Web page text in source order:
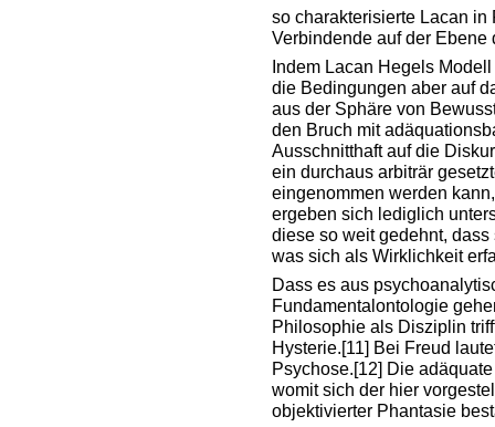
so charakterisierte Lacan
Verbindende auf der Ebene
Indem Lacan Hegels
die Bedingungen aber auf
aus der Sphäre von
den Bruch mit
Ausschnitthaft auf die
ein durchaus arbiträr
eingenommen werden
ergeben sich lediglich
diese so weit gedehnt,
was sich als Wirklichkeit
Dass es aus
Fundamentalontologie
Philosophie als Disziplin
Hysterie. [11] Bei Freud
Psychose. [12] Die
womit sich der hier
objektivierter Phantasie